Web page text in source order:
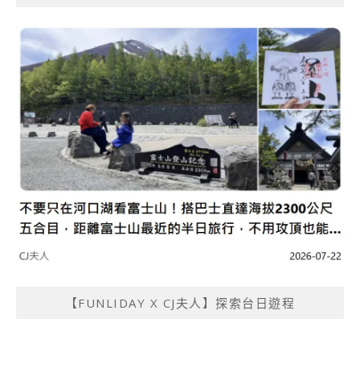
【FUNLIDAY X CJ夫人】探索台日遊程